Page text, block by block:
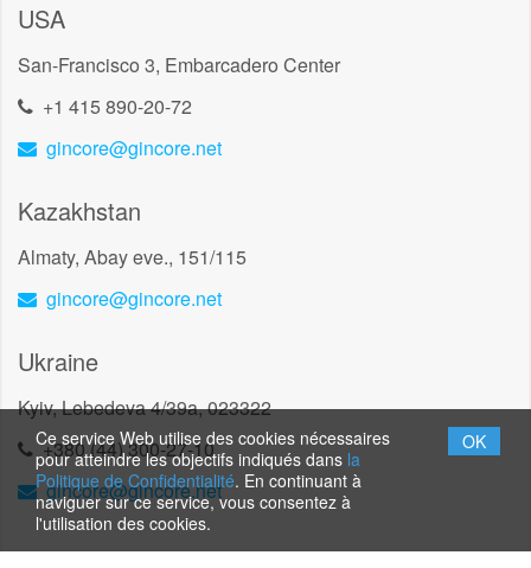
USA
San-Francisco 3, Embarcadero Center
+1 415 890-20-72
gincore@gincore.net
Kazakhstan
Almaty, Abay eve., 151/115
gincore@gincore.net
Ukraine
Kyiv, Lebedeva 4/39a, 023322
+380 (44) 300-27-10
gincore@gincore.net
Ce service Web utilise des cookies nécessaires
pour atteindre les objectifs indiqués dans la
Politique de Confidentialité. En continuant à
naviguer sur ce service, vous consentez à
l'utilisation des cookies.
OK